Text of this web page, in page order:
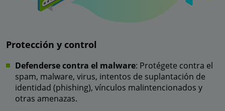
Protección y control
Defenderse contra el malware: Protégete contra el
spam, malware, virus, intentos de suplantación de
identidad (phishing), vínculos malintencionados y
otras amenazas.